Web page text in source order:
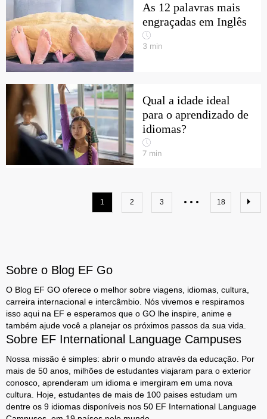
As 12 palavras mais
engraçadas em Inglês
3 min
Qual a idade ideal
para o aprendizado de
idiomas?
7 min
1 2 3 18
Sobre o Blog EF Go
O Blog EF GO oferece o melhor sobre viagens, idiomas, cultura,
carreira internacional e intercâmbio. Nós vivemos e respiramos
isso aqui na EF e esperamos que o GO lhe inspire, anime e
também ajude você a planejar os próximos passos da sua vida.
Sobre EF International Language Campuses
Nossa missão é simples: abrir o mundo através da educação. Por
mais de 50 anos, milhões de estudantes viajaram para o exterior
conosco, aprenderam um idioma e imergiram em uma nova
cultura. Hoje, estudantes de mais de 100 paises estudam um
dentre os 9 idiomas disponíveis nos 50 EF International Language